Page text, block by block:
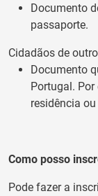
Documento
passaporte.
Cidadãos de
Documento
Portugal.
residência
Como posso
Pode fazer a